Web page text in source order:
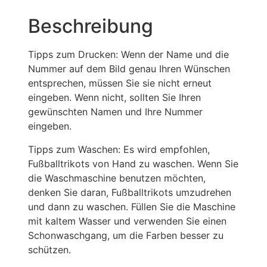
Beschreibung
Tipps zum Drucken: Wenn der Name und die
Nummer auf dem Bild genau Ihren Wünschen
entsprechen, müssen Sie sie nicht erneut
eingeben. Wenn nicht, sollten Sie Ihren
gewünschten Namen und Ihre Nummer
eingeben.
Tipps zum Waschen: Es wird empfohlen,
Fußballtrikots von Hand zu waschen. Wenn Sie
die Waschmaschine benutzen möchten,
denken Sie daran, Fußballtrikots umzudrehen
und dann zu waschen. Füllen Sie die Maschine
mit kaltem Wasser und verwenden Sie einen
Schonwaschgang, um die Farben besser zu
schützen.